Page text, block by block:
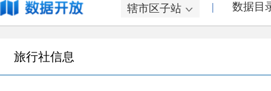
辖市区子站 | 数据目
旅行社信息